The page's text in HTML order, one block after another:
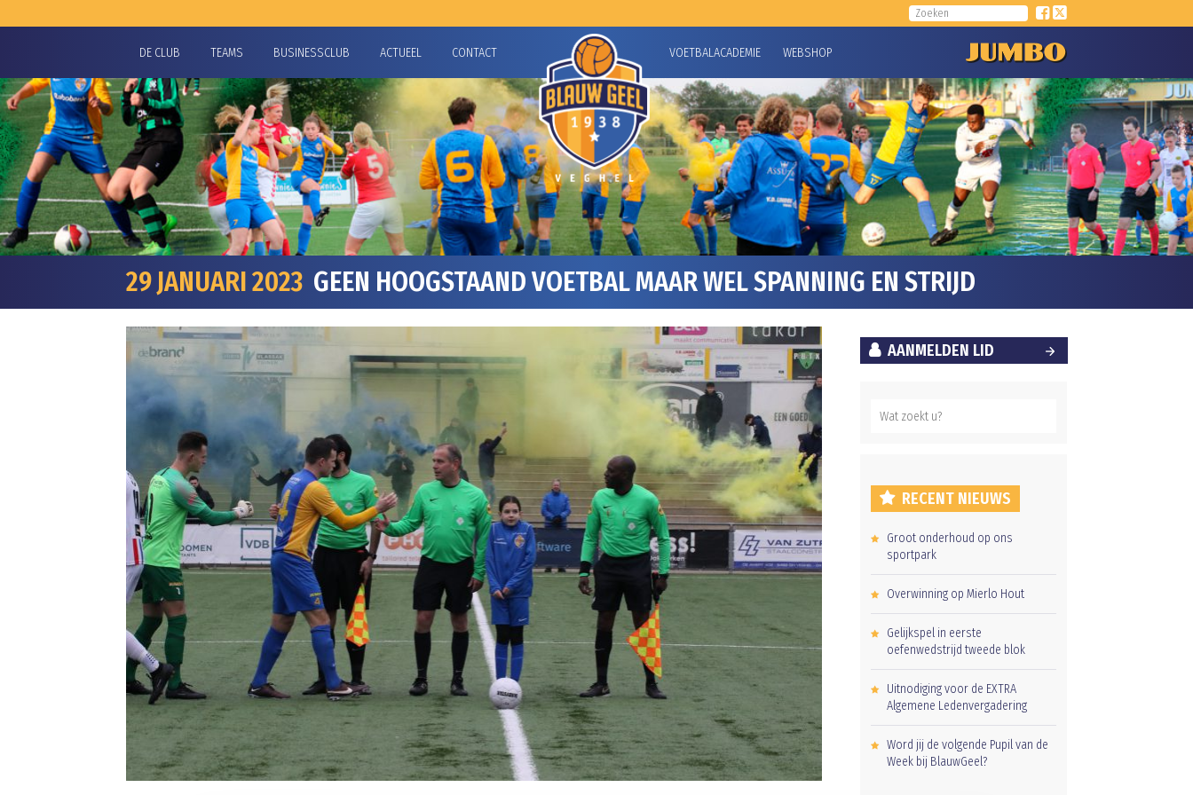
DE CLUB TEAMS BUSINESSCLUB ACTUEEL CONTACT VOETBALACADEMIE WEBSHOP
29 JANUARI 2023 GEEN HOOGSTAAND VOETBAL MAAR WEL SPANNING EN STRIJD
AANMELDEN LID
RECENT NIEUWS
Groot onderhoud op ons
sportpark
Overwinning op Mierlo Hout
Gelijkspel in eerste
oefenwedstrijd tweede blok
Uitnodiging voor de EXTRA
Algemene Ledenvergadering
Word jij de volgende Pupil van de
Week bij BlauwGeel?